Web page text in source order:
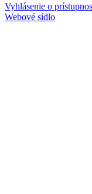
Vyhlásenie o
Webové sídlo